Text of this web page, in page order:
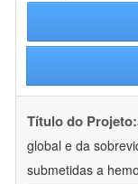
Título do Projeto:
global e da
submetidas a